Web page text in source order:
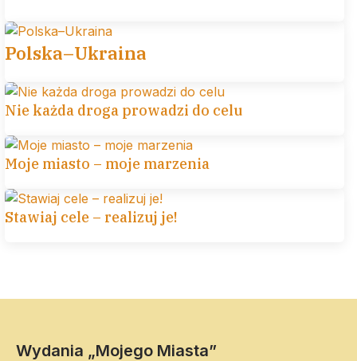
Polska–Ukraina
Nie każda droga prowadzi do celu
Moje miasto – moje marzenia
Stawiaj cele – realizuj je!
Wydania „Mojego Miasta”